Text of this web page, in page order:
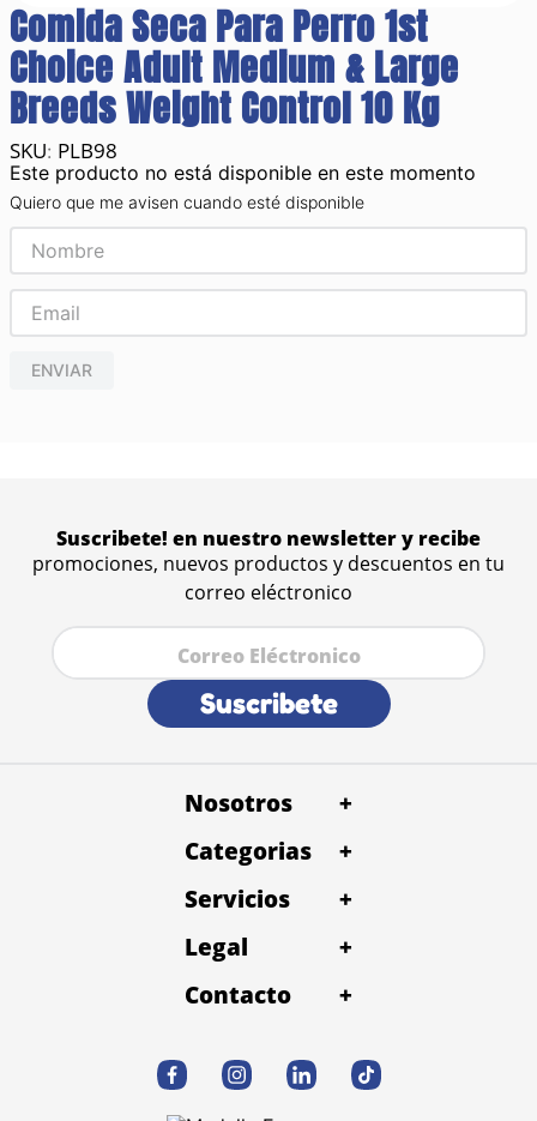
Comida Seca Para Perro 1st
Choice Adult Medium & Large
Breeds Weight Control 10 Kg
: PLB98
Este producto no está disponible en este momento
Quiero que me avisen cuando esté disponible
ENVIAR
Suscribete! en nuestro newsletter y recibe
promociones, nuevos productos y descuentos en tu
correo eléctronico
Suscribete
Nosotros
+
Categorias
+
Servicios
+
Legal
+
Contacto
+